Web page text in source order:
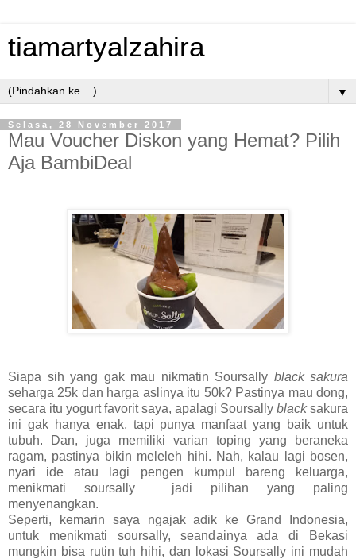
tiamartyalzahira
▼
Selasa, 28 November 2017
Mau Voucher Diskon yang Hemat? Pilih
Aja BambiDeal
Siapa sih yang gak mau nikmatin Soursally black sakura
seharga 25k dan harga aslinya itu 50k? Pastinya mau dong,
secara itu yogurt favorit saya, apalagi Soursally blacksakura
ini gak hanya enak, tapi punya manfaat yang baik untuk
tubuh. Dan, juga memiliki varian toping yang beraneka
ragam, pastinya bikin meleleh hihi. Nah, kalau lagi bosen,
nyari ide atau lagi pengen kumpul bareng keluarga,
menikmati soursally jadi pilihan yang paling
menyenangkan.
Seperti, kemarin saya ngajak adik ke Grand Indonesia,
untuk menikmati soursally, seandainya ada di Bekasi
mungkin bisa rutin tuh hihi, dan lokasi Soursally ini mudah